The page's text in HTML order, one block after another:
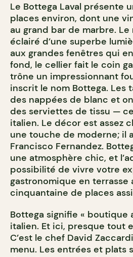
Le Bottega Laval présente
places environ, dont une
au grand bar de marbre.
éclairé d’une superbe
aux grandes fenêtres qui
fond, le cellier fait le coin
trône un impressionnant
inscrit le nom Bottega. Les
des nappées de blanc et
des serviettes de tissu —
italien. Le décor est assez
une touche de moderne; il
Francisco Fernandez.
une atmosphère chic, et
possibilité de vivre votre
gastronomique en terrasse
cinquantaine de places
Bottega signifie « boutique
italien. Et ici, presque tout
C’est le chef David
menu. Les entrées et plats